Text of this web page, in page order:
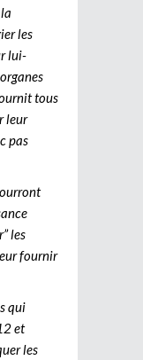
les
lui-
tous
leur
pas
les
fournir
qui
et
les